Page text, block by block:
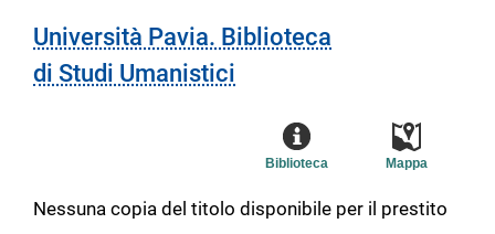
Università Pavia. Biblioteca
di Studi Umanistici
Mappa
Biblioteca
Nessuna copia del titolo disponibile per il prestito